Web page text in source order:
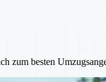
zum besten